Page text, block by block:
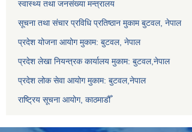
स्वास्थ्य तथा जनसंख्या मन्त्रालय
सूचना तथा संचार प्रविधि प्रतिष्ठान मुकाम बुटवल, नेपाल
प्रदेश योजना आयोग मुकाम: बुटवल, नेपाल
प्रदेश लेखा नियन्त्रक कार्यालय मुकाम: बुटवल,नेपाल
प्रदेश लोक सेवा आयोग मुकाम: बुटवल,नेपाल
राष्ट्रिय सूचना आयोग, काठमाडौँ